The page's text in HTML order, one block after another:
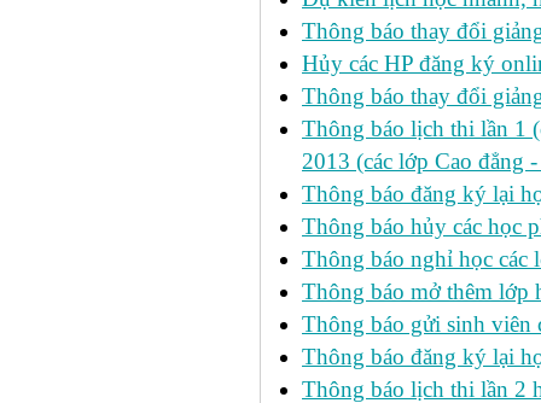
Thông báo thay đổi
Hủy các HP đăng ký
Thông báo thay đổi
Thông báo lịch thi lần 1
2013 (các lớp Cao đẳng
Thông báo đăng ký lại
Thông báo hủy các học
Thông báo nghỉ học các
Thông báo mở thêm lớp
Thông báo gửi sinh viên
Thông báo đăng ký lại
Thông báo lịch thi lần 2